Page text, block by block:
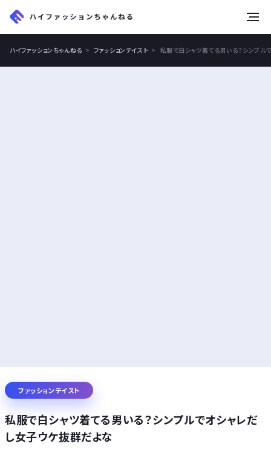
ハイファッションちゃんねる ファッションテイスト 私服で白シャツ着てる男いる？シンプル
ファッションテイスト
私服で白シャツ着てる男いる？シンプルでオシャレだ
し女子ウケ抜群だよな